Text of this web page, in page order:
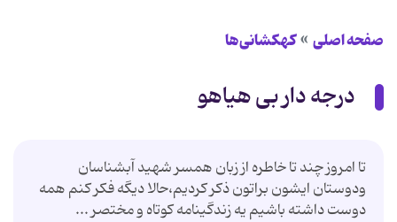
صفحه اصلی کهکشانی‌ها
درجه دار بی هیاهو
تا امروز چند تا خاطره از زبان همسر شهید آبشناسان
ودوستان ایشون براتون ذکر کردیم،حالا دیگه فکر کنم همه
دوست داشته باشیم یه زندگینامه کوتاه و مختصر ...